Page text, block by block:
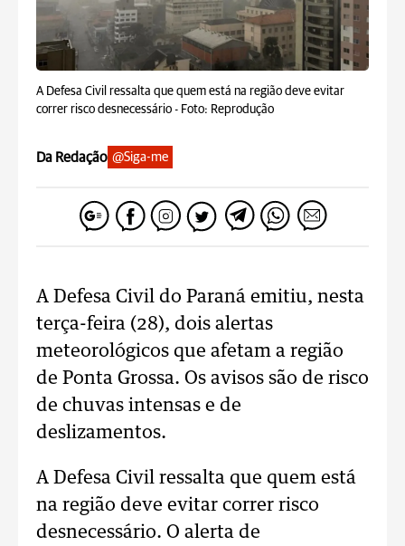
A Defesa Civil ressalta que quem está na região deve evitar
correr risco desnecessário - Foto: Reprodução
Da Redação @Siga-me
A Defesa Civil do Paraná emitiu, nesta
terça-feira (28), dois alertas
meteorológicos que afetam a região
de Ponta Grossa. Os avisos são de risco
de chuvas intensas e de
deslizamentos.
A Defesa Civil ressalta que quem está
na região deve evitar correr risco
desnecessário. O alerta de